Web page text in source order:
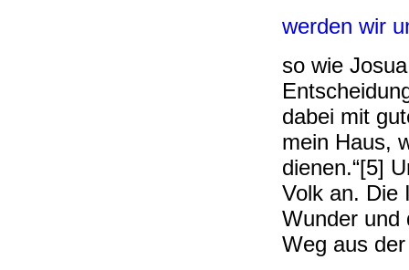
werden wir
so wie
dabei mit
mein Haus,
dienen.“[5]
Volk an. Die
Wunder und
Weg aus